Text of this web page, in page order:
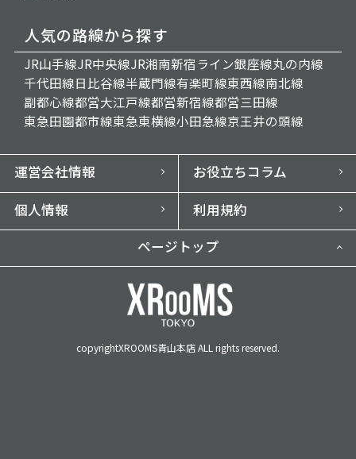
人気の路線から探す
JR山手線JR中央線JR湘南新宿ライン銀座線丸の内線
千代田線日比谷線半蔵門線有楽町線東西線南北線
副都心線都営大江戸線都営新宿線都営三田線
東急田園都市線東急東横線小田急線京王井の頭線
運営会社情報
お役立ちコラム
個人情報
利用規約
ページトップ
copyrightXROOMS青山本店 ALL rights reserved.